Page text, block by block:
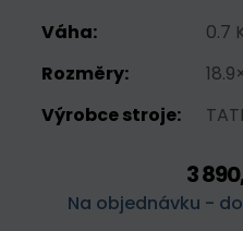
Váha:
0.7
Rozměry:
Výrobce stroje:
3
Na objednávku -